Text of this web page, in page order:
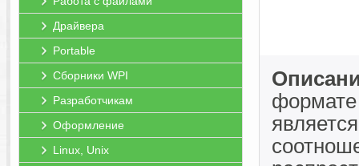
Драйвера
Portable
Сборники WPI
Разработчикам
Оформление
Linux, Unix